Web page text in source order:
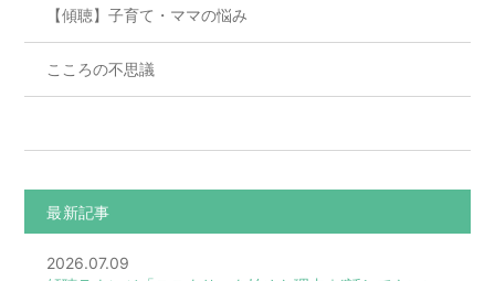
【傾聴】子育て・ママの悩み
こころの不思議
最新記事
2026.07.09